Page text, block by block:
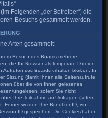
Folgenden „der Betreiber“) die
Besuchs gesammelt werden.
Arten gesammelt:
Besuch des Boards mehrere
die Ihr Browser als temporäre Dateien
Aufrufen des Boards erhalten bleiben. In
Sitzung (damit Ihnen alle Seitenaufrufe
über die von Ihnen gelesenen
ungelesen; sofern Sie nicht
Ihre Teilnahme an Umfragen (sofern
Ferner werden Ihre Benutzer-ID, ein
ID gespeichert. Die Cookies haben